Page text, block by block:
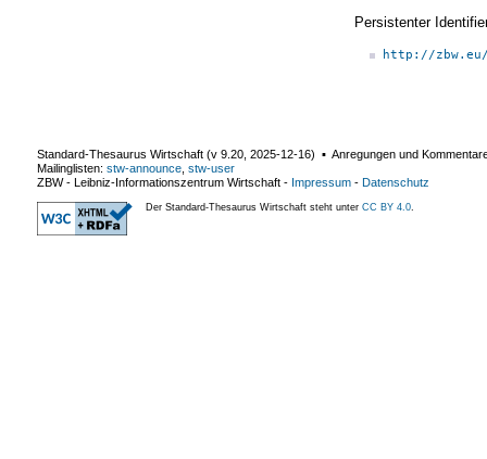
Persistenter
http://
Standard-Thesaurus Wirtschaft (v 9.20 2025-12-16) ▪ Anregungen und
Mailinglisten: stw-announce stw-user
ZBW - Leibniz-Informationszentrum Wirtschaft - Impressum - Datenschutz
Der Standard-Thesaurus Wirtschaft steht unter CC BY 4.0